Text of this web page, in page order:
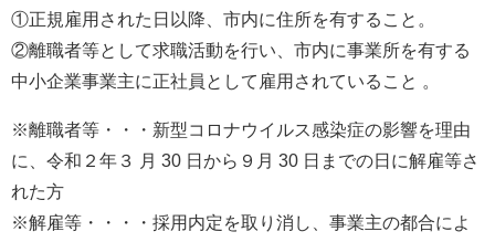
①正規雇用された日以降、市内に住所を有すること。
②離職者等として求職活動を行い、市内に事業所を有する
中小企業事業主に正社員として雇用されていること 。
※離職者等・・・新型コロナウイルス感染症の影響を理由
に、令和２年３ 月 30 日から９月 30 日までの日に解雇等さ
れた方
※解雇等・・・・採用内定を取り消し、事業主の都合によ